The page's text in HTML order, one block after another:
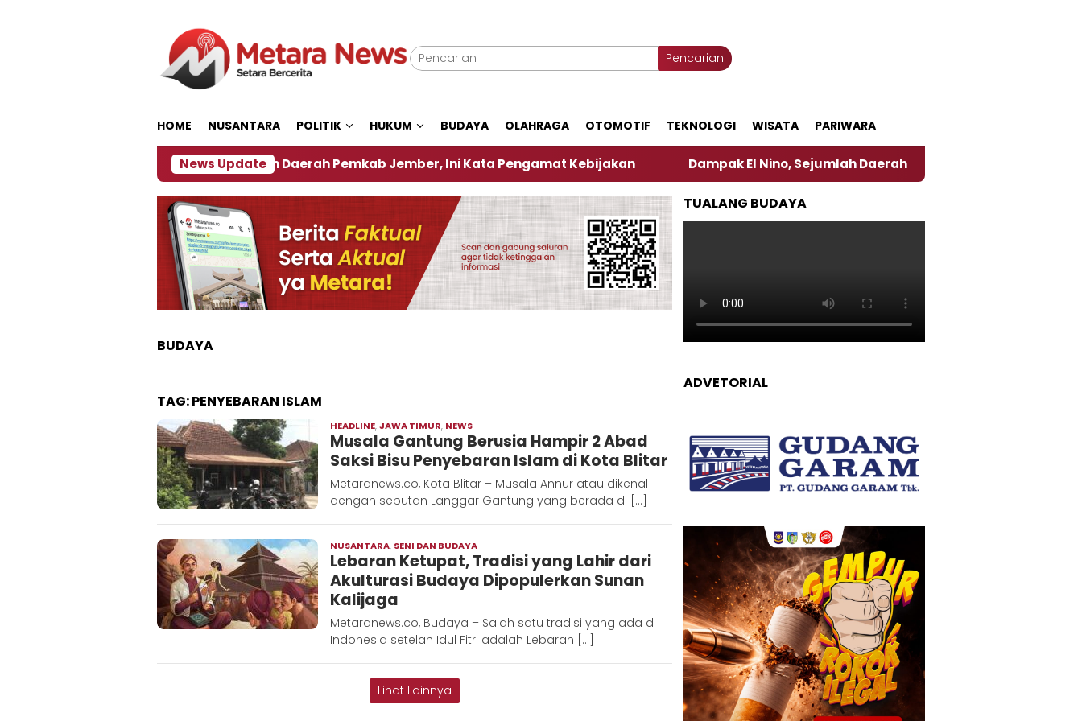
Pencarian
HOME NUSANTARA POLITIK HUKUM BUDAYA OLAHRAGA OTOMOTIF TEKNOLOGI WISATA PARIWARA
News Update
‎Soal Rencana Pinjaman Daerah Pemkab Jember, Ini Kata Pengamat Kebijakan ‎ Dampak El Nino, Sejumlah Daerah di Jember Alami Krisi Air
BUDAYA
TAG:PENYEBARAN ISLAM
HEADLINE,JAWA TIMUR, NEWS
Hadi
Musala Gantung Berusia Hampir 2 Abad
Saksi Bisu Penyebaran Islam di Kota Blitar
Metaranews.co, Kota Blitar – Musala Annur atau dikenal
dengan sebutan Langgar Gantung yang berada di […]
NUSANTARA, SENI DAN BUDAYA
Metara
Lebaran Ketupat, Tradisi yang Lahir dari
Akulturasi Budaya Dipopulerkan Sunan
Kalijaga
Metaranews.co, Budaya – Salah satu tradisi yang ada di
Indonesia setelah Idul Fitri adalah Lebaran […]
Lihat Lainnya
TUALANG BUDAYA
ADVETORIAL